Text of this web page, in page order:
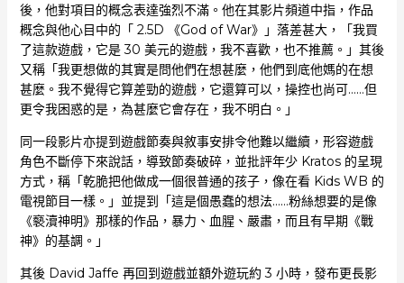
後，他對項目的概念表達強烈不滿。他在其影片頻道中指，作品
概念與他心目中的「 2.5D 《God of War》」落差甚大，「我買
了這款遊戲，它是 30 美元的遊戲，我不喜歡，也不推薦。」其後
又稱「我更想做的其實是問他們在想甚麼，他們到底他媽的在想
甚麼。我不覺得它算差勁的遊戲，它還算可以，操控也尚可……但
更令我困惑的是，為甚麼它會存在，我不明白。」
同一段影片亦提到遊戲節奏與敘事安排令他難以繼續，形容遊戲
角色不斷停下來說話，導致節奏破碎，並批評年少 Kratos 的呈現
方式，稱「乾脆把他做成一個很普通的孩子，像在看 Kids WB 的
電視節目一樣。」並提到「這是個愚蠢的想法……粉絲想要的是像
《褻瀆神明》那樣的作品，暴力、血腥、嚴肅，而且有早期《戰
神》的基調。」
其後 David Jaffe 再回到遊戲並額外遊玩約 3 小時，發布更長影